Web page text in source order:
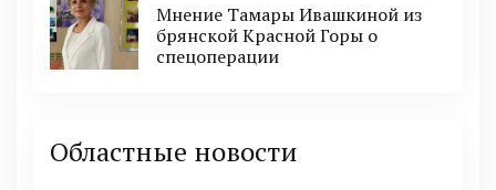
Мнение Тамары Ивашкиной из
брянской Красной Горы о
спецоперации
Областные новости